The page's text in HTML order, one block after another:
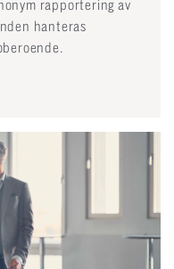
rapportering av
hanteras